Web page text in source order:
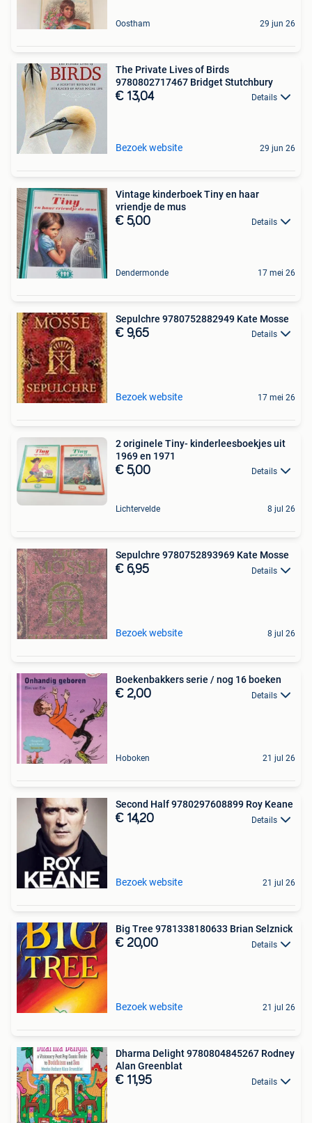
Oostham 29 jun 26
The Private Lives of Birds
9780802717467 Bridget Stutchbury
€ 13,04 Details
Bezoek website 29 jun 26
Vintage kinderboek Tiny en haar
vriendje de mus
€ 5,00 Details
Dendermonde 17 mei 26
Sepulchre 9780752882949 Kate Mosse
€ 9,65 Details
Bezoek website 17 mei 26
2 originele Tiny- kinderleesboekjes uit
1969 en 1971
€ 5,00 Details
Lichtervelde 8 jul 26
Sepulchre 9780752893969 Kate Mosse
€ 6,95 Details
Bezoek website 8 jul 26
Boekenbakkers serie / nog 16 boeken
€ 2,00 Details
Hoboken 21 jul 26
Second Half 9780297608899 Roy Keane
€ 14,20 Details
Bezoek website 21 jul 26
Big Tree 9781338180633 Brian Selznick
€ 20,00 Details
Bezoek website 21 jul 26
Dharma Delight 9780804845267 Rodney
Alan Greenblat
€ 11,95 Details